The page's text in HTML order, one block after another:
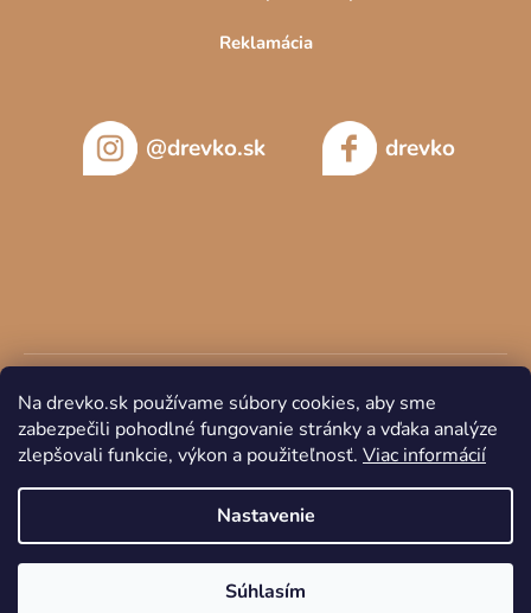
Na drevko.sk používame súbory cookies, aby sme
zabezpečili pohodlné fungovanie stránky a vďaka analýze
zlepšovali funkcie, výkon a použiteľnosť. Viac informácií
Nastavenie
Súhlasím
Reklamácia
@drevko.sk drevko
Vytvoril Shoptet